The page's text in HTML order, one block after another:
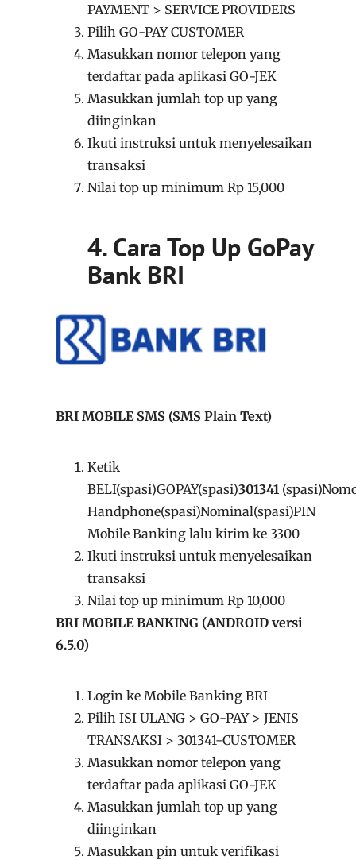
PAYMENT > SERVICE PROVIDERS
Pilih GO-PAY CUSTOMER
Masukkan nomor telepon yang
terdaftar pada aplikasi GO-JEK
Masukkan jumlah top up yang
diinginkan
Ikuti instruksi untuk menyelesaikan
transaksi
Nilai top up minimum Rp 15,000
4. Cara Top Up GoPay
Bank BRI
BRI MOBILE SMS (SMS Plain Text)
Ketik
BELI(spasi)GOPAY(spasi)301341
Handphone(spasi)Nominal(spasi)PIN
Mobile Banking lalu kirim ke 3300
Ikuti instruksi untuk menyelesaikan
transaksi
Nilai top up minimum Rp 10,000
BRI MOBILE BANKING (ANDROID versi
6.5.0)
Login ke Mobile Banking BRI
Pilih ISI ULANG > GO-PAY > JENIS
TRANSAKSI > 301341-CUSTOMER
Masukkan nomor telepon yang
terdaftar pada aplikasi GO-JEK
Masukkan jumlah top up yang
diinginkan
Masukkan pin untuk verifikasi